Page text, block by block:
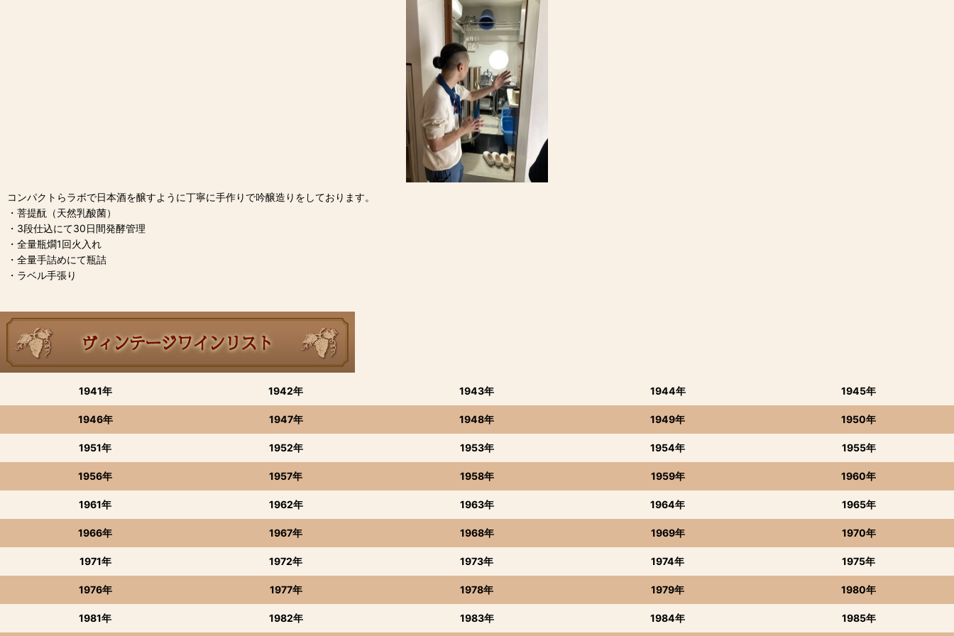
コンパクトらラボで日本酒を醸すように丁寧に手作りで吟醸造りをしております。
・菩提酛（天然乳酸菌）
・3段仕込にて30日間発酵管理
・全量瓶燗1回火入れ
・全量手詰めにて瓶詰
・ラベル手張り
1941年 1942年 1943年 1944年 1945年
1946年 1947年 1948年 1949年 1950年
1951年 1952年 1953年 1954年 1955年
1956年 1957年 1958年 1959年 1960年
1961年 1962年 1963年 1964年 1965年
1966年 1967年 1968年 1969年 1970年
1971年 1972年 1973年 1974年 1975年
1976年 1977年 1978年 1979年 1980年
1981年 1982年 1983年 1984年 1985年